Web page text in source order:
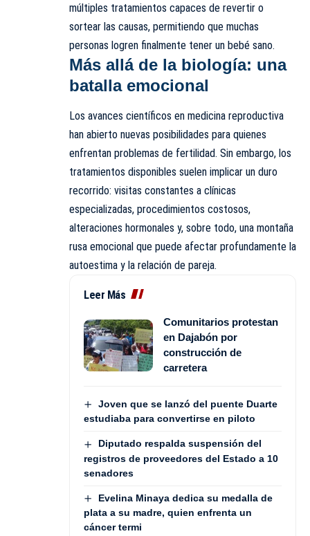
múltiples tratamientos capaces de revertir o
sortear las causas, permitiendo que muchas
personas logren finalmente tener un bebé sano.
Más allá de la biología: una
batalla emocional
Los avances científicos en medicina reproductiva
han abierto nuevas posibilidades para quienes
enfrentan problemas de fertilidad. Sin embargo, los
tratamientos disponibles suelen implicar un duro
recorrido: visitas constantes a clínicas
especializadas, procedimientos costosos,
alteraciones hormonales y, sobre todo, una montaña
rusa emocional que puede afectar profundamente la
autoestima y la relación de pareja.
Leer Más
Comunitarios protestan
en Dajabón por
construcción de
carretera
Joven que se lanzó del puente Duarte
estudiaba para convertirse en piloto
Diputado respalda suspensión del
registros de proveedores del Estado a 10
senadores
Evelina Minaya dedica su medalla de
plata a su madre, quien enfrenta un
cáncer termi